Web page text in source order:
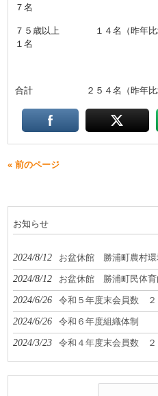
７名
７５歳以上 １４名（昨年
１名
合計 ２５４名（昨年比増
« 前のページ
お知らせ
2024/8/12 お盆休館 勝浦町農村環
2024/8/12 お盆休館 勝浦町民体育
2024/6/26 令和５年度末会員数 ２
2024/6/26 令和６年度組織体制
2024/3/23 令和４年度末会員数 ２